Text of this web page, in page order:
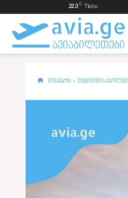
22.3 C Tbilisi
მთავარი უნგრეთის